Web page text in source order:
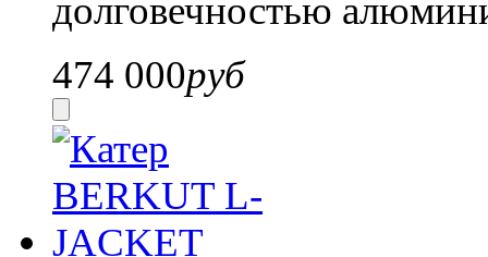
долговечностью
474 000руб